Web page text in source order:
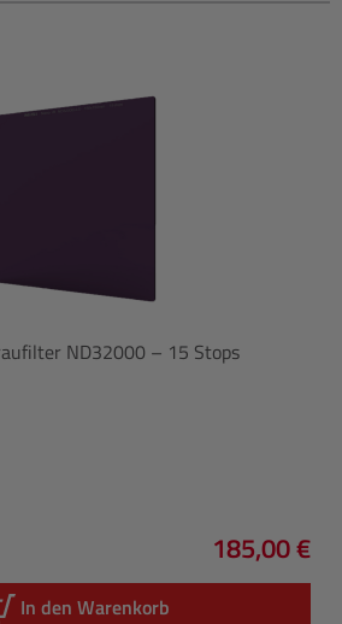
ND32000 – 15 Stops
Regulärer
185,00 €
In den Warenkorb